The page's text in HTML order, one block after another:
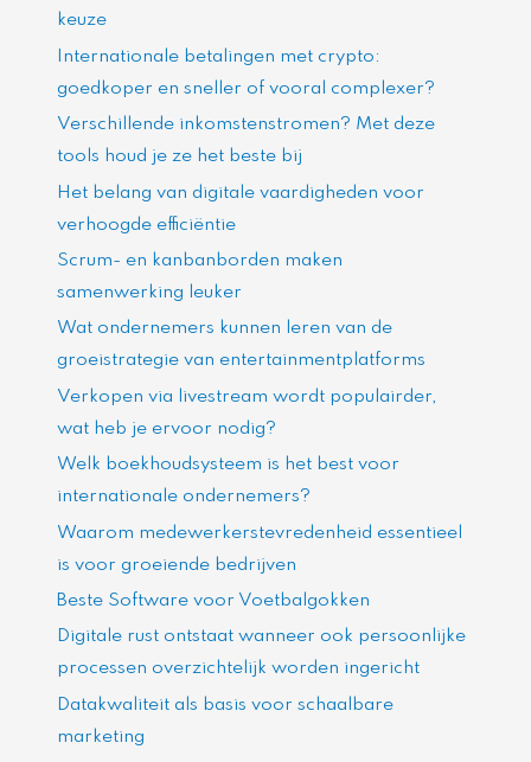
keuze
Internationale betalingen met crypto:
goedkoper en sneller of vooral complexer?
Verschillende inkomstenstromen? Met deze
tools houd je ze het beste bij
Het belang van digitale vaardigheden voor
verhoogde efficiëntie
Scrum- en kanbanborden maken
samenwerking leuker
Wat ondernemers kunnen leren van de
groeistrategie van entertainmentplatforms
Verkopen via livestream wordt populairder,
wat heb je ervoor nodig?
Welk boekhoudsysteem is het best voor
internationale ondernemers?
Waarom medewerkerstevredenheid essentieel
is voor groeiende bedrijven
Beste Software voor Voetbalgokken
Digitale rust ontstaat wanneer ook persoonlijke
processen overzichtelijk worden ingericht
Datakwaliteit als basis voor schaalbare
marketing